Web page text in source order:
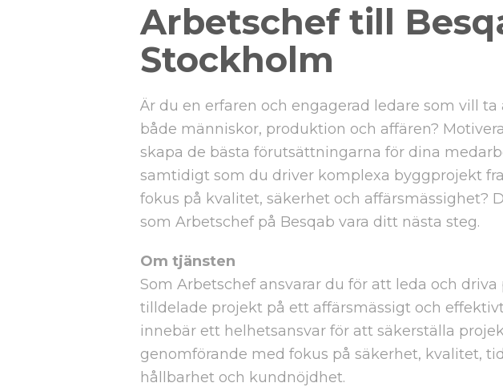
Arbetschef till
Stockholm
Är du en erfaren och engagerad ledare som vill ta
både människor, produktion och affären?
skapa de bästa förutsättningarna för dina
samtidigt som du driver komplexa byggprojekt
fokus på kvalitet, säkerhet och affärsmässighet?
som Arbetschef på Besqab vara ditt nästa steg.
Om tjänsten
Som Arbetschef ansvarar du för att leda och
tilldelade projekt på ett affärsmässigt och
innebär ett helhetsansvar för att säkerställa
genomförande med fokus på säkerhet, kvalitet,
hållbarhet och kundnöjdhet.